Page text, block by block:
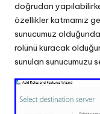
doğrudan
özellikler katmamız
sunucumuz
rolünü kuracak
sunulan sunucumuzu